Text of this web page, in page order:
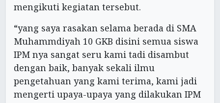
mengikuti kegiatan tersebut.
“yang saya rasakan selama berada di SMA
Muhammdiyah 10 GKB disini semua siswa
IPM nya sangat seru kami tadi disambut
dengan baik, banyak sekali ilmu
pengetahuan yang kami terima, kami jadi
mengerti upaya-upaya yang dilakukan IPM